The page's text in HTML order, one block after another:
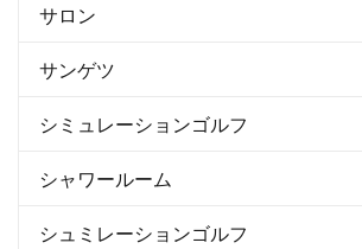
サロン
サンゲツ
シミュレーションゴルフ
シャワールーム
シュミレーションゴルフ